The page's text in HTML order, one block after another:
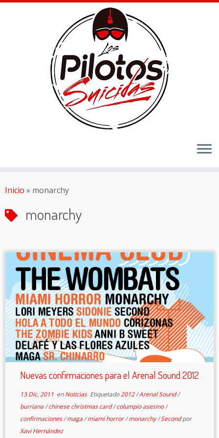
Inicio » monarchy
monarchy
Nuevas confirmaciones para el Arenal Sound 2012
13 Dic, 2011enNoticias Etiquetado2012/Arenal Sound/
burriana/chinese christmas card/columpio asesino/
confirmaciones/maga/miami horror/monarchy/Secondpor
Xavi Hernández